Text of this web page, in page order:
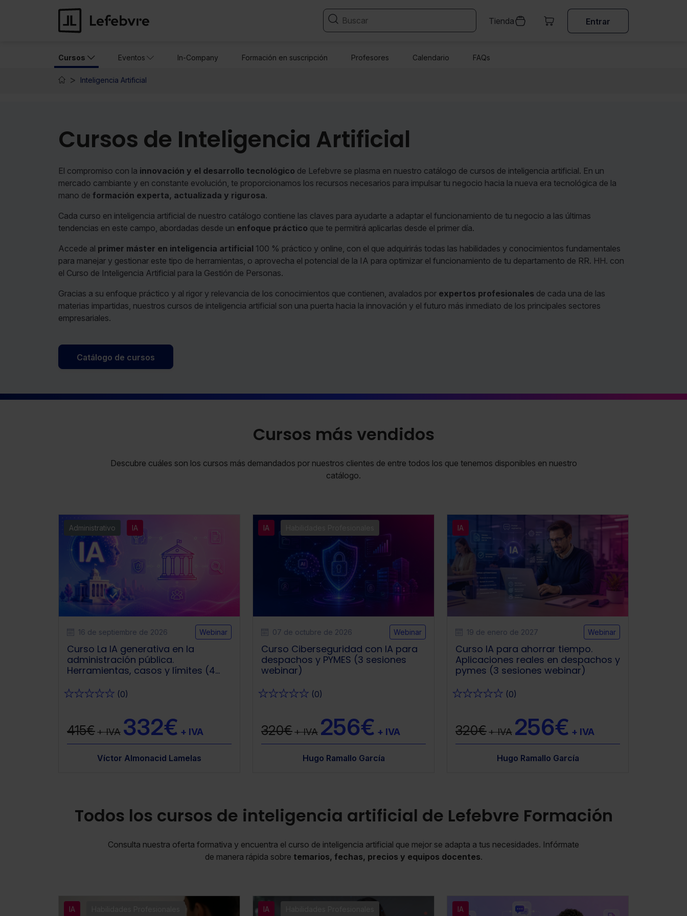
Tienda Entrar
Cursos Eventos In-Company Formación en suscripción Profesores Calendario FAQs
Inteligencia Artificial
Cursos de Inteligencia Artificial
El compromiso con la innovación y el desarrollo tecnológico de Lefebvre se plasma en nuestro catálogo de cursos de inteligencia artificial. En un
mercado cambiante y en constante evolución, te proporcionamos los recursos necesarios para impulsar tu negocio hacia la nueva era tecnológica de la
mano de formación experta, actualizada y rigurosa.
Cada curso en inteligencia artificial de nuestro catálogo contiene las claves para ayudarte a adaptar el funcionamiento de tu negocio a las últimas
tendencias en este campo, abordadas desde un enfoque práctico que te permitirá aplicarlas desde el primer día.
Accede al primer máster en inteligencia artificial 100 % práctico y online, con el que adquirirás todas las habilidades y conocimientos fundamentales
para manejar y gestionar este tipo de herramientas, o aprovecha el potencial de la IA para optimizar el funcionamiento de tu departamento de RR. HH. con
el Curso de Inteligencia Artificial para la Gestión de Personas.
Gracias a su enfoque práctico y al rigor y relevancia de los conocimientos que contienen, avalados por expertos profesionales de cada una de las
materias impartidas, nuestros cursos de inteligencia artificial son una puerta hacia la innovación y el futuro más inmediato de los principales sectores
empresariales.
Catálogo de cursos
Cursos más vendidos
Descubre cuáles son los cursos más demandados por nuestros clientes de entre todos los que tenemos disponibles en nuestro
catálogo.
Administrativo IA
16 de septiembre de 2026 Webinar
Curso La IA generativa en la
administración pública.
Herramientas, casos y límites (4
★★★★★ (0)
415€+ IVA 332€ + IVA
Víctor Almonacid Lamelas Víctor Almonacid Lamelas Víctor Almonacid Lamelas
IA
07 de octubre de 2026 Webinar
Curso Ciberseguridad con IA para
despachos y PYMES (3 sesiones
webinar)
★★★★★ (0)
320€+ IVA 256€ + IVA
Hugo Ramallo García Hugo Ramallo García Hugo Ramallo García
IA
19 de enero de 2027 Webinar
Curso IA para ahorrar tiempo.
Aplicaciones reales en despachos y
pymes (3 sesiones webinar)
★★★★★ (0)
320€+ IVA 256€ + IVA
Hugo Ramallo García Hugo Ramallo García Hugo Ramallo García
Todos los cursos de inteligencia artificial de Lefebvre Formación
Consulta nuestra oferta formativa y encuentra el curso de inteligencia artificial que mejor se adapta a tus necesidades. Infórmate
de manera rápida sobre temarios, fechas, precios y equipos docentes.
IA IA IA